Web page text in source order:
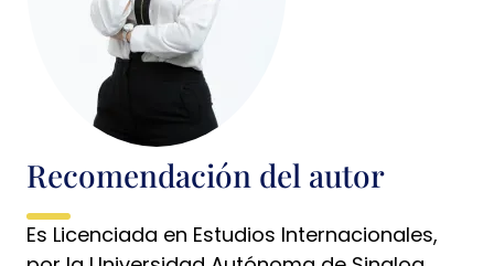
Recomendación del autor
Es Licenciada en Estudios Internacionales,